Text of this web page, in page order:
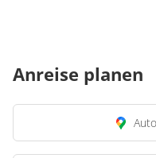
Anreise planen